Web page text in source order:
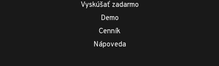
Vyskúšať zadarmo
Demo
Cenník
Nápoveda